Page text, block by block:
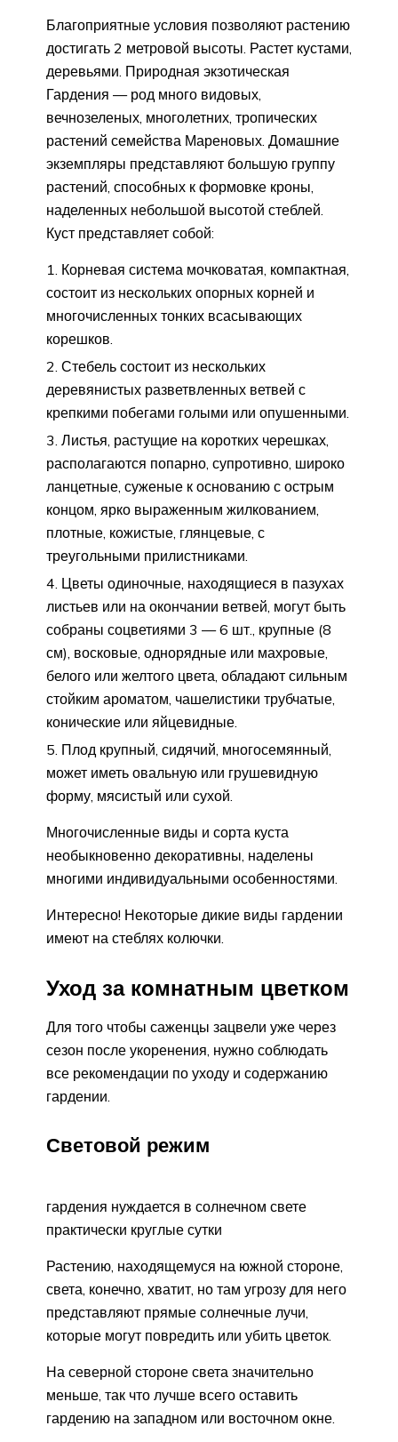
Благоприятные условия позволяют растению
достигать 2 метровой высоты. Растет кустами,
деревьями. Природная экзотическая
Гардения — род много видовых,
вечнозеленых, многолетних, тропических
растений семейства Мареновых. Домашние
экземпляры представляют большую группу
растений, способных к формовке кроны,
наделенных небольшой высотой стеблей.
Куст представляет собой:
Корневая система мочковатая, компактная,
состоит из нескольких опорных корней и
многочисленных тонких всасывающих
корешков.
Стебель состоит из нескольких
деревянистых разветвленных ветвей с
крепкими побегами голыми или опушенными.
Листья, растущие на коротких черешках,
располагаются попарно, супротивно, широко
ланцетные, суженые к основанию с острым
концом, ярко выраженным жилкованием,
плотные, кожистые, глянцевые, с
треугольными прилистниками.
Цветы одиночные, находящиеся в пазухах
листьев или на окончании ветвей, могут быть
собраны соцветиями 3 — 6 шт., крупные (8
см), восковые, однорядные или махровые,
белого или желтого цвета, обладают сильным
стойким ароматом, чашелистики трубчатые,
конические или яйцевидные.
Плод крупный, сидячий, многосемянный,
может иметь овальную или грушевидную
форму, мясистый или сухой.
Многочисленные виды и сорта куста
необыкновенно декоративны, наделены
многими индивидуальными особенностями.
Интересно! Некоторые дикие виды гардении
имеют на стеблях колючки.
Уход за комнатным цветком
Для того чтобы саженцы зацвели уже через
сезон после укоренения, нужно соблюдать
все рекомендации по уходу и содержанию
гардении.
Световой режим
гардения нуждается в солнечном свете
практически круглые сутки
Растению, находящемуся на южной стороне,
света, конечно, хватит, но там угрозу для него
представляют прямые солнечные лучи,
которые могут повредить или убить цветок.
На северной стороне света значительно
меньше, так что лучше всего оставить
гардению на западном или восточном окне.